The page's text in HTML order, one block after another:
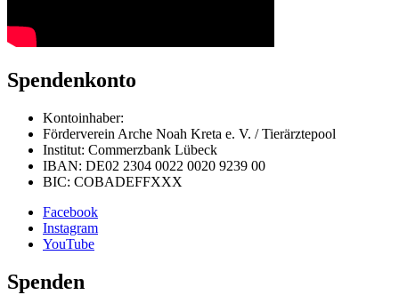
Spendenkonto
Kontoinhaber:
Förderverein Arche Noah Kreta e. V. / Tierärztepool
Institut: Commerzbank Lübeck
IBAN: DE02 2304 0022 0020 9239 00
BIC: COBADEFFXXX
Facebook
Instagram
YouTube
Spenden